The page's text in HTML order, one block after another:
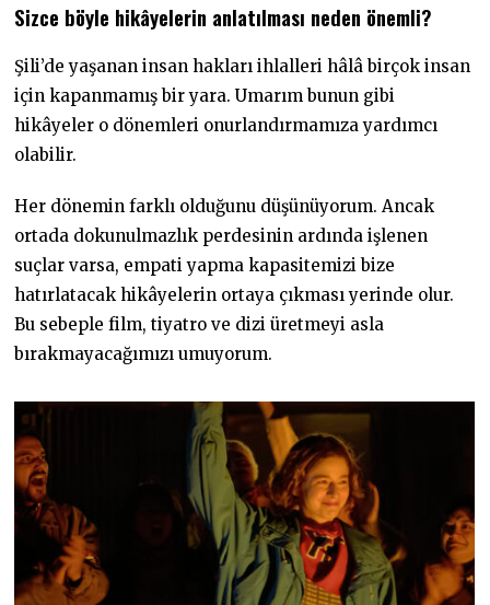
Sizce böyle hikâyelerin anlatılması neden önemli?
Şili’de yaşanan insan hakları ihlalleri hâlâ birçok insan
için kapanmamış bir yara. Umarım bunun gibi
hikâyeler o dönemleri onurlandırmamıza yardımcı
olabilir.
Her dönemin farklı olduğunu düşünüyorum. Ancak
ortada dokunulmazlık perdesinin ardında işlenen
suçlar varsa, empati yapma kapasitemizi bize
hatırlatacak hikâyelerin ortaya çıkması yerinde olur.
Bu sebeple film, tiyatro ve dizi üretmeyi asla
bırakmayacağımızı umuyorum.